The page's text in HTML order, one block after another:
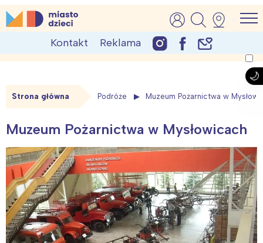
Skip
to
MiastoDzieci.pl
atrakcje dla dzieci, wydarzenia, imprezy rodzinne
Kontakt Reklama
Strona główna Podróże Muzeum Pożarnictwa w
Muzeum Pożarnictwa w Mysłowicach